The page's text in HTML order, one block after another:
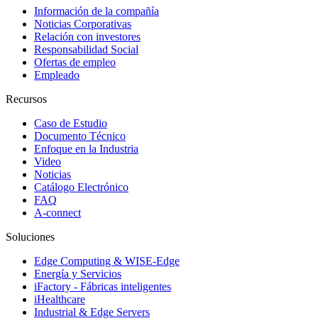
Información de la compañía
Noticias Corporativas
Relación con investores
Responsabilidad Social
Ofertas de empleo
Empleado
Recursos
Caso de Estudio
Documento Técnico
Enfoque en la Industria
Video
Noticias
Catálogo Electrónico
FAQ
A-connect
Soluciones
Edge Computing & WISE-Edge
Energía y Servicios
iFactory - Fábricas inteligentes
iHealthcare
Industrial & Edge Servers